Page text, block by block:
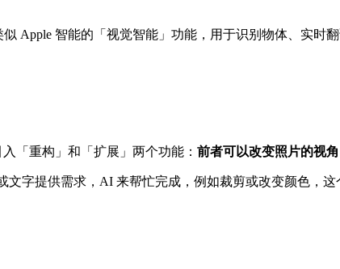
Apple 智能的「视觉智能」功能，用于识别物体、实时翻
「重构」和「扩展」两个功能： 前者可以改变照片的视
字提供需求，AI 来帮忙完成，例如裁剪或改变颜色，这